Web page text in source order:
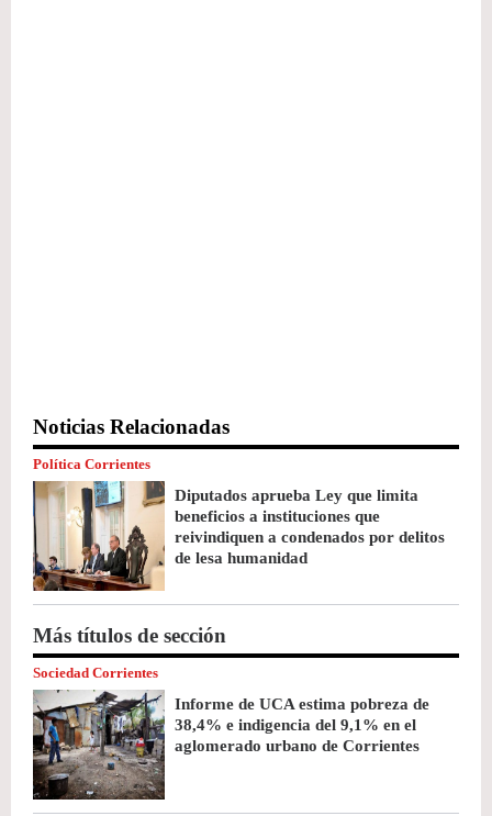
Noticias Relacionadas
Política Corrientes
Diputados aprueba Ley que limita
beneficios a instituciones que
reivindiquen a condenados por delitos
de lesa humanidad
Más títulos de sección
Sociedad Corrientes
Informe de UCA estima pobreza de
38,4% e indigencia del 9,1% en el
aglomerado urbano de Corrientes